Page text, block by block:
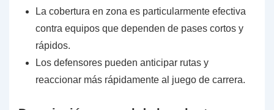
La cobertura en zona es particularmente efectiva
contra equipos que dependen de pases cortos y
rápidos.
Los defensores pueden anticipar rutas y
reaccionar más rápidamente al juego de carrera.